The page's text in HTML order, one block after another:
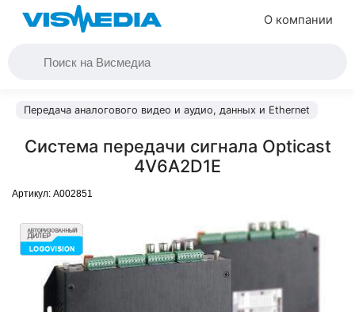
О компании
Передача аналогового видео и аудио, данных и Ethernet
Система передачи сигнала Opticast
4V6A2D1E
Артикул: A002851